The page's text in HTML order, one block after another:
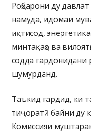
Роҳбарони ду
намуда, идомаи
иқтисод,
минтақаҳо ва
содда
шумурданд.
Таъкид гардид, ки
тиҷоратӣ байни ду
Комиссияи